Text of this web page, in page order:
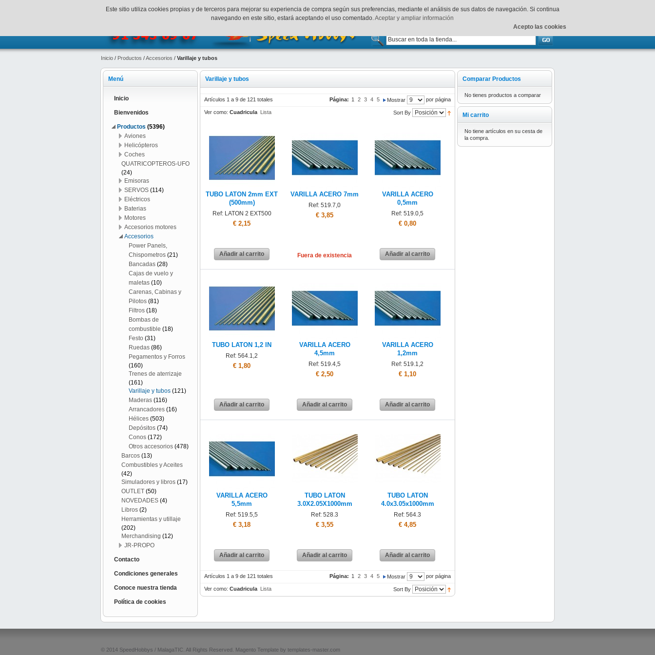
¡Bienvenidos a SpeedHobbys! Mi cuenta Finalizar Compra Acceder Sucarrito está vacío.
Inicio / Productos /Accesorios / Varillaje y tubos
Varillaje y tubos
Artículos 1 a 9 de 121 totales Mostrar por página
Página: 1 2 3 4 5
Ver como: Cuadricula Lista Sort By
TUBO LATON 2mm EXT
(500mm)
Ref: LATON 2 EXT500
€ 2,15
Añadir al carrito
VARILLA ACERO 7mm
Ref: 519.7,0
€ 3,85
Fuera de existencia
VARILLA ACERO
0,5mm
Ref: 519.0,5
€ 0,80
Añadir al carrito
TUBO LATON 1,2 IN
Ref: 564.1,2
€ 1,80
Añadir al carrito
VARILLA ACERO
4,5mm
Ref: 519.4,5
€ 2,50
Añadir al carrito
VARILLA ACERO
1,2mm
Ref: 519.1,2
€ 1,10
Añadir al carrito
VARILLA ACERO
5,5mm
Ref: 519.5,5
€ 3,18
Añadir al carrito
TUBO LATON
3.0X2.05X1000mm
Ref: 528.3
€ 3,55
Añadir al carrito
TUBO LATON
4.0x3.05x1000mm
Ref: 564.3
€ 4,85
Añadir al carrito
Artículos 1 a 9 de 121 totales Mostrar por página
Página: 1 2 3 4 5
Ver como: Cuadricula Lista Sort By
Menú
Inicio
Bienvenidos
Productos (5396)
Aviones
Helicópteros
Coches
QUATRICOPTEROS-UFO
(24)
Emisoras
SERVOS (114)
Eléctricos
Baterias
Motores
Accesorios motores
Accesorios
Power Panels,
Chispometros (21)
Bancadas (28)
Cajas de vuelo y
maletas (10)
Carenas, Cabinas y
Pilotos (81)
Filtros (18)
Bombas de
combustible (18)
Festo (31)
Ruedas (86)
Pegamentos y Forros
(160)
Trenes de aterrizaje
(161)
Varillaje y tubos (121)
Maderas (116)
Arrancadores (16)
Hélices (503)
Depósitos (74)
Conos (172)
Otros accesorios (478)
Barcos (13)
Combustibles y Aceites
(42)
Simuladores y libros (17)
OUTLET (50)
NOVEDADES (4)
Libros (2)
Herramientas y utillaje
(202)
Merchandising (12)
JR-PROPO
Contacto
Condiciones generales
Conoce nuestra tienda
Política de cookies
Comparar Productos
No tienes productos a comparar
Mi carrito
No tiene artículos en su cesta de
la compra.
© 2014 SpeedHobbys / MalagaTIC. All Rights Reserved. Magento Template by templates-master.com
Este sitio utiliza cookies propias y de terceros para mejorar su experiencia de compra según sus preferencias, mediante el análisis de sus datos de navegación. Si continua
navegando en este sitio, estará aceptando el uso comentado.Aceptar y ampliar información
Acepto las cookies